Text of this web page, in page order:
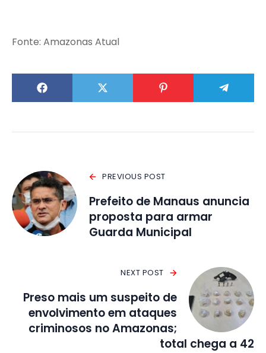
Fonte: Amazonas Atual
PREVIOUS POST
Prefeito de Manaus anuncia
proposta para armar
Guarda Municipal
NEXT POST
Preso mais um suspeito de
envolvimento em ataques
criminosos no Amazonas;
total chega a 42